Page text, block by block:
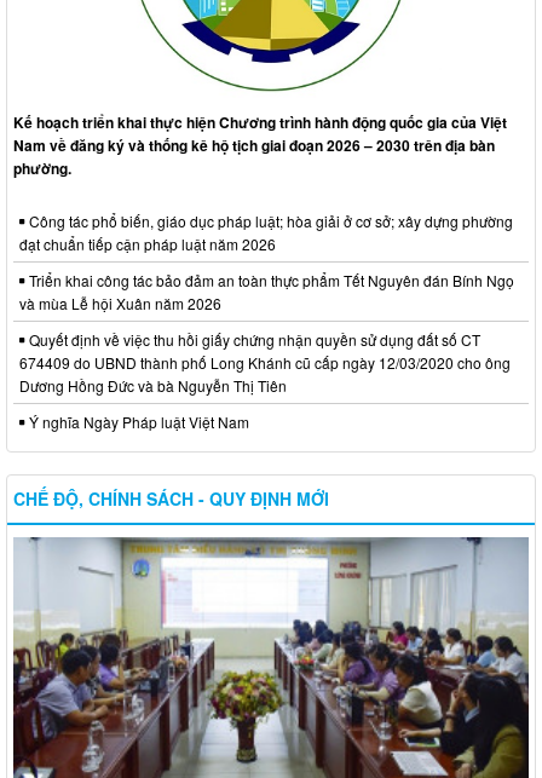
Kế hoạch triển khai thực hiện Chương trình hành động quốc gia của Việt
Nam về đăng ký và thống kê hộ tịch giai đoạn 2026 – 2030 trên địa bàn
phường.
Công tác phổ biến, giáo dục pháp luật; hòa giải ở cơ sở; xây dựng phường
đạt chuẩn tiếp cận pháp luật năm 2026
Triển khai công tác bảo đảm an toàn thực phẩm Tết Nguyên đán Bính Ngọ
và mùa Lễ hội Xuân năm 2026
Quyết định về việc thu hồi giấy chứng nhận quyền sử dụng đất số CT
674409 do UBND thành phố Long Khánh cũ cấp ngày 12/03/2020 cho ông
Dương Hồng Đức và bà Nguyễn Thị Tiên
Ý nghĩa Ngày Pháp luật Việt Nam
CHẾ ĐỘ, CHÍNH SÁCH - QUY ĐỊNH MỚI